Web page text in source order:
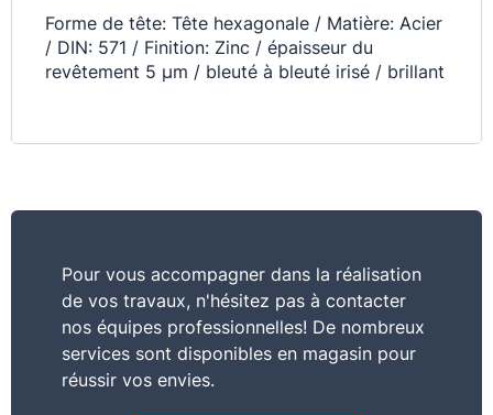
Forme de tête: Tête hexagonale / Matière: Acier
/ DIN: 571 / Finition: Zinc / épaisseur du
revêtement 5 µm / bleuté à bleuté irisé / brillant
Pour vous accompagner dans la réalisation
de vos travaux, n'hésitez pas à contacter
nos équipes professionnelles! De nombreux
services sont disponibles en magasin pour
réussir vos envies.